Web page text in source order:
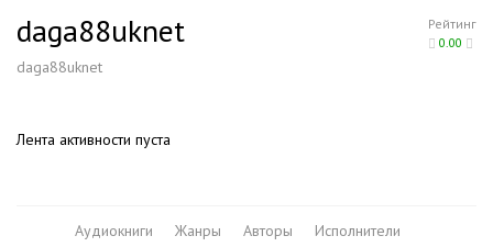
Рейтинг
0.00
daga88uknet
daga88uknet
Лента активности пуста
Аудиокниги Жанры Авторы
Исполнители